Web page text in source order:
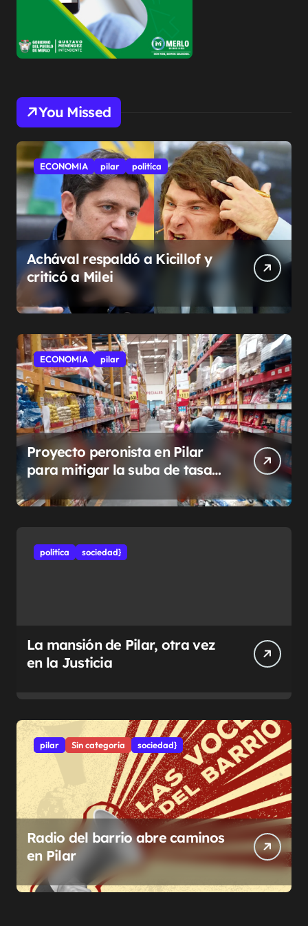
You Missed
ECONOMIA pilar politíca
Achával respaldó a Kicillof y
criticó a Milei
ECONOMIA pilar
Proyecto peronista en Pilar
para mitigar la suba de tasas
municipales
politíca sociedad}
La mansión de Pilar, otra vez
en la Justicia
pilar Sin categoría sociedad}
Radio del barrio abre caminos
en Pilar